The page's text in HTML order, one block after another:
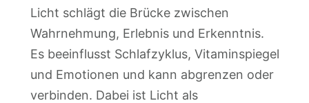
Licht schlägt die Brücke zwischen
Wahrnehmung, Erlebnis und Erkenntnis.
Es beeinflusst Schlafzyklus, Vitaminspiegel
und Emotionen und kann abgrenzen oder
verbinden. Dabei ist Licht als